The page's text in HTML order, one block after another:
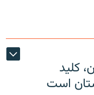
کلید
است